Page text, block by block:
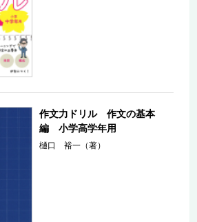
作文力ドリル 作文の基本
編 小学高学年用
樋口 裕一（著）